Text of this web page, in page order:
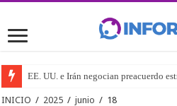
EE. UU. e Irán negocian preacuerdo
INICIO / 2025 / junio / 18